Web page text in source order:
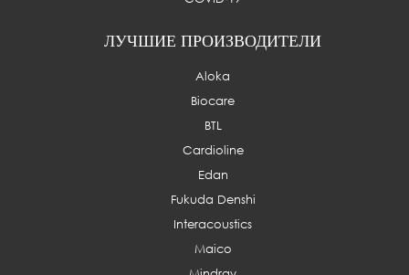
ЛУЧШИЕ ПРОИЗВОДИТЕЛИ
Aloka
Biocare
BTL
Cardioline
Edan
Fukuda Denshi
Interacoustics
Maico